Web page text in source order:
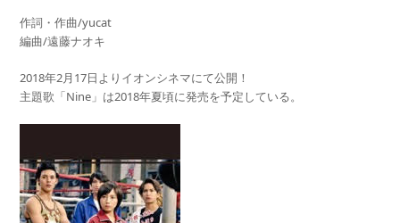
作詞・作曲/yucat
編曲/遠藤ナオキ
2018年2月17日よりイオンシネマにて公開！
主題歌「Nine」は2018年夏頃に発売を予定している。